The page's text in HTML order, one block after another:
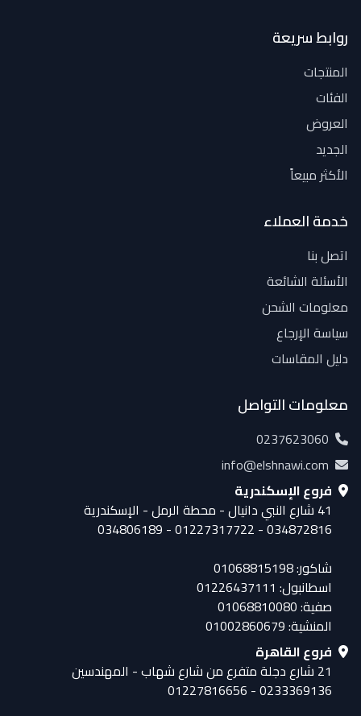
روابط سريعة
المنتجات
الفئات
العروض
الجديد
الأكثر مبيعاً
خدمة العملاء
اتصل بنا
الأسئلة الشائعة
معلومات الشحن
سياسة الإرجاع
دليل المقاسات
معلومات التواصل
0237623060
info@elshnawi.com
فروع الإسكندرية
41 شارع النبي دانيال - محطة الرمل - الإسكندرية
034872816 - 01227317722 - 034806189
شاكور: 01068815198
اسطانبول: 01226437111
صفية: 01068810080
المنشية: 01002860679
فروع القاهرة
21 شارع دجلة متفرع من شارع شهاب - المهندسين
0233369136 - 01227816656